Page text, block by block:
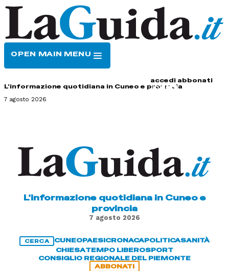
OPEN MAIN MENU
accedi abbonati
L'informazione quotidiana in Cuneo e provincia
7 agosto 2026
L'informazione quotidiana in Cuneo e
provincia
7 agosto 2026
CERCA CUNEOPAESICRONACAPOLITICASANITÀ
CHIESATEMPO LIBEROSPORT
CONSIGLIO REGIONALE DEL PIEMONTE
ABBONATI